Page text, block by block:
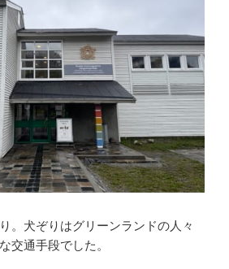
。犬ぞりはグリーンランドの人々
交通手段でした。